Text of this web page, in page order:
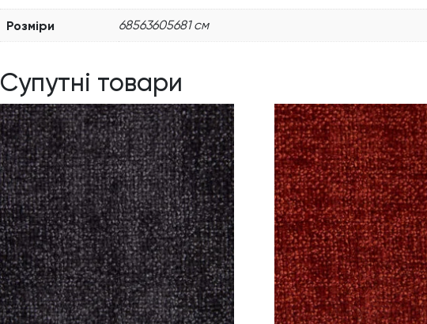
Розміри 68563605681 см
Супутні товари